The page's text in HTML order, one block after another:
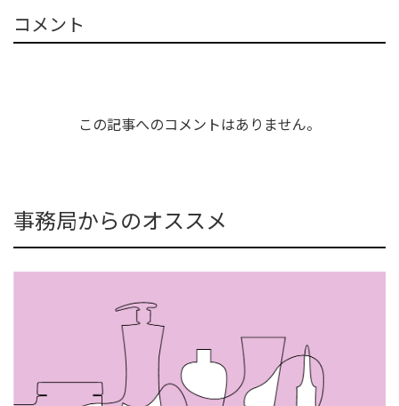
コメント
この記事へのコメントはありません。
事務局からのオススメ